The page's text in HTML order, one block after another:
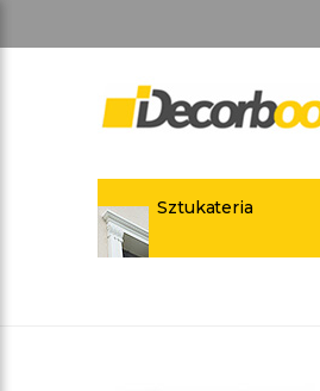
Sztukateria